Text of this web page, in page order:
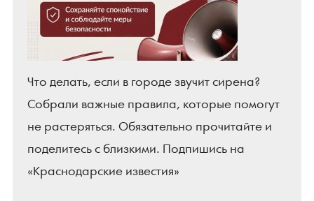
Что делать, если в городе звучит сирена?
Собрали важные правила, которые помогут
не растеряться. Обязательно прочитайте и
поделитесь с близкими. Подпишись на
«Краснодарские известия»